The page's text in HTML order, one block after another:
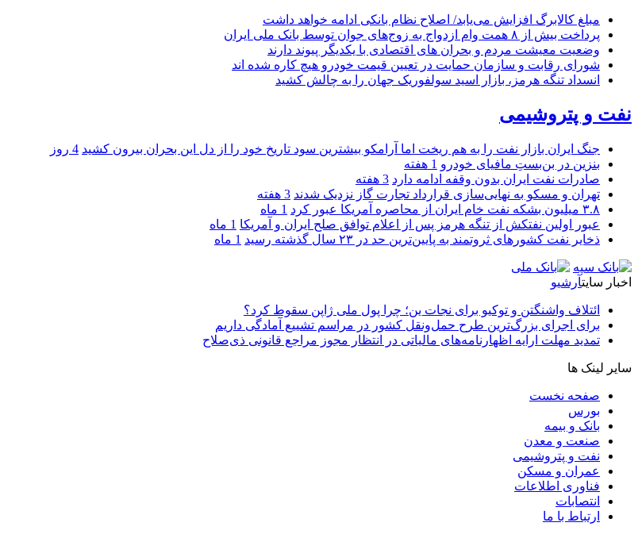
مبلغ کالابرگ افزایش می‌یابد/ اصلاح نظام بانکی ادامه خواهد داشت
پرداخت بیش از ۸ همت وام ازدواج به زوج‌های جوان توسط بانک ملی ایران
وضعیت معیشت مردم و بحران های اقتصادی با یکدیگر پیوند دارند
شورای رقابت و سازمان حمایت در تعیین قیمت خودرو هیچ کاره شده اند
انسداد تنگه هرمز، بازار اسید سولفوریک جهان را به چالش کشید
نفت و پتروشیمی
جنگ ایران بازار نفت را به هم ریخت اما آرامکو بیشترین سود تاریخ خود را از دل این بحران بیرون کشید 4 روز
بنزین در بن‌بستِ مافیای خودرو 1 هفته
صادرات نفت ایران بدون وقفه ادامه دارد 3 هفته
تهران و مسکو به نهایی‌سازی قرارداد تجارت گاز نزدیک شدند 3 هفته
۳.۸ میلیون بشکه نفت خام ایران از محاصره آمریکا عبور کرد
1 ماه
عبور اولین نفتکش از تنگه هرمز پس از اعلام توافق صلح ایران و آمریکا 1 ماه
ذخایر نفت کشورهای ثروتمند به پایین‌ترین حد در ۲۳ سال گذشته رسید
1 ماه
اخبار سایتآرشیو
ائتلاف واشنگتن و توکیو برای نجات ین؛ چرا پول ملی ژاپن سقوط کرد؟
برای اجرای بزرگ‌ترین طرح حمل‌ونقل کشور در مراسم تشییع آمادگی داریم
تمدید مهلت ارایه اظهارنامه‌های مالیاتی در انتظار مجوز مراجع قانونی ذی‌‏صلاح
سایر لینک ها
صفحه نخست
بورس
بانک و بیمه
صنعت و معدن
نفت و پتروشیمی
عمران و مسکن
فناوری اطلاعات
انتصابات
ارتباط با ما